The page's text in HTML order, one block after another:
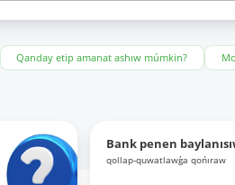
Qanday etip amanat ashıw múmkin?
Bank penen
qollap-quwatlawǵa qońıraw